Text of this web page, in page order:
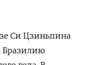
Си Цзиньпина
Бразилию